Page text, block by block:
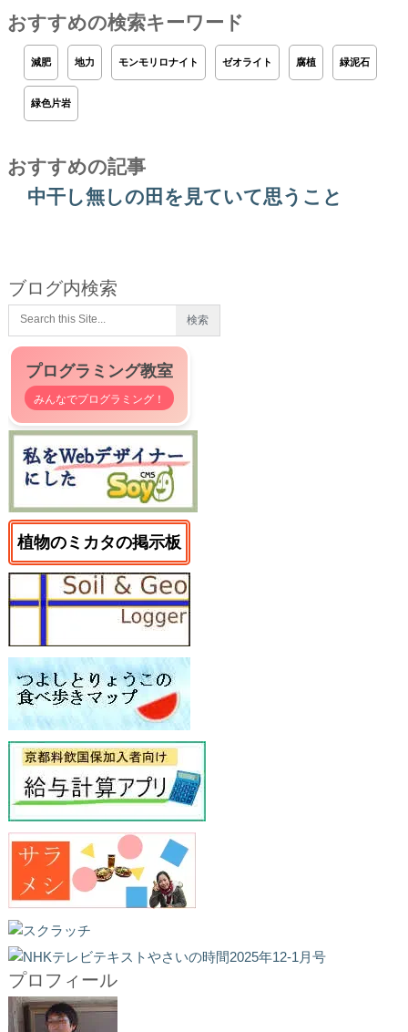
おすすめの検索キーワード
減肥 地力 モンモリロナイト ゼオライト 腐植 緑泥石
緑色片岩
おすすめの記事
中干し無しの田を見ていて思うこと
ブログ内検索
プログラミング教室
みんなでプログラミング！
植物のミカタの掲示板
プロフィール